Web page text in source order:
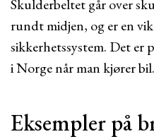
Skulderbeltet går over
rundt midjen, og er en
sikkerhetssystem. Det er
i Norge når man kjører bil.
Eksempler på